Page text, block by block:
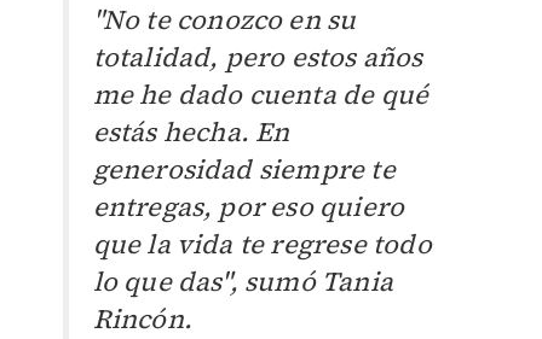
"No te conozco en su
totalidad, pero estos años
me he dado cuenta de qué
estás hecha. En
generosidad siempre te
entregas, por eso quiero
que la vida te regrese todo
lo que das", sumó Tania
Rincón.